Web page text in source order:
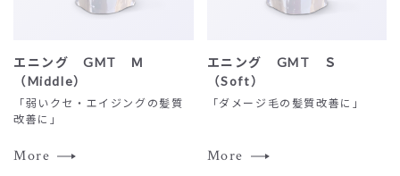
コ
ン
ツ
エニング GMT Ｍ
（Middle）
「弱いクセ・エイジングの髪質
改善に」
More
エニング GMT Ｓ
（Soft）
「ダメージ毛の髪質改善に」
More